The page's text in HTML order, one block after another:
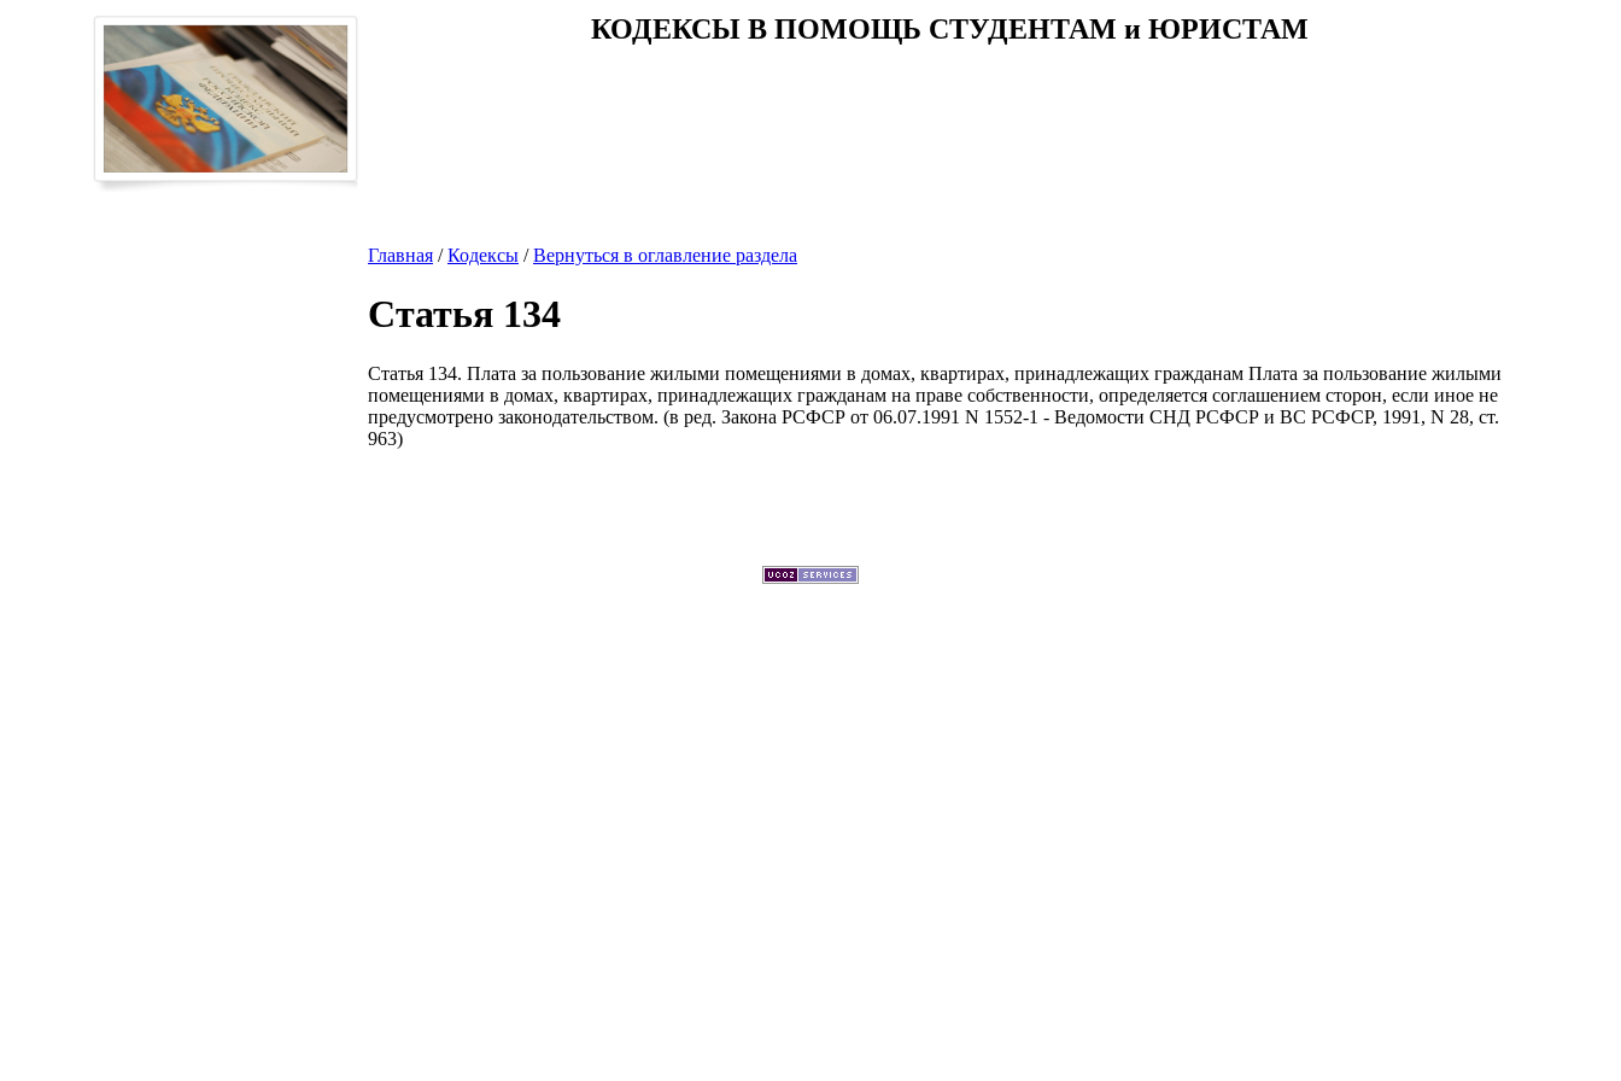
КОДЕКСЫ В ПОМОЩЬ СТУДЕНТАМ и ЮРИСТАМ
Главная /Кодексы /Вернуться в оглавление раздела
Статья 134
Статья 134. Плата за пользование жилыми помещениями в домах, квартирах, принадлежащих гражданам Плата за пользование жилыми
помещениями в домах, квартирах, принадлежащих гражданам на праве собственности, определяется соглашением сторон, если иное не
предусмотрено законодательством. (в ред. Закона РСФСР от 06.07.1991 N 1552-1 - Ведомости СНД РСФСР и ВС РСФСР, 1991, N 28, ст.
963)